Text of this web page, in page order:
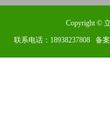
Copyright ©
联系电话：18938237808 备案